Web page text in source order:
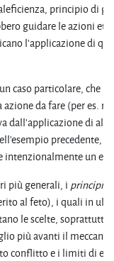
principio di
guidare le azioni
l'applicazione di
caso particolare, che
da fare (per es.
dall'applicazione di
precedente,
intenzionalmente un
più generali, i principi
al feto), i quali in
le scelte, soprattutto
più avanti il
conflitto e i limiti di